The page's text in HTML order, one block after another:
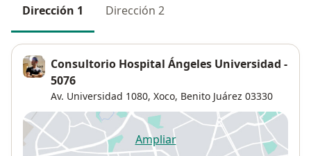
Dirección 1 Dirección 2
Consultorio Hospital Ángeles Universidad -
5076
Av. Universidad 1080, Xoco, Benito Juárez 03330
Ampliarse abre en una nueva